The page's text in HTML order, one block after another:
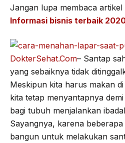
Jangan lupa membaca artikel
Informasi bisnis terbaik
DokterSehat.Com– Santap
yang sebaiknya tidak
Meskipun kita harus makan
kita tetap menyantapnya
bagi tubuh menjalankan
Sayangnya, karena
bangun untuk melakukan